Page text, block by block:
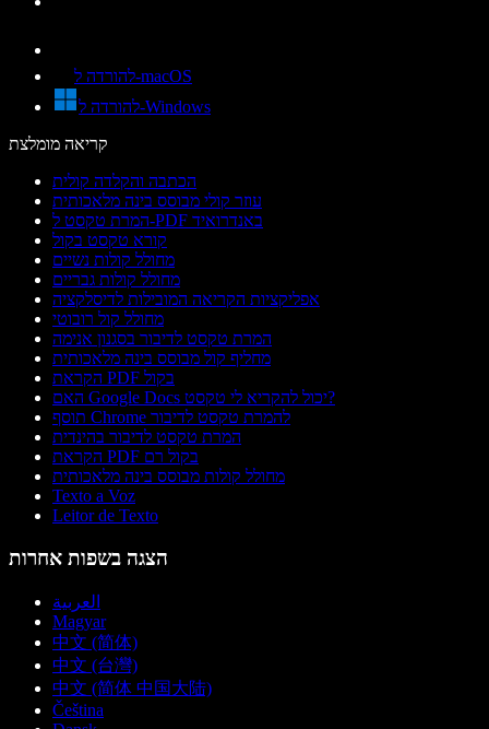
להורדה ל-macOS
להורדה ל-Windows
קריאה מומלצת
הכתבה והקלדה קולית
עוזר קולי מבוסס בינה מלאכותית
המרת טקסט ל-PDF באנדרואיד
קורא טקסט בקול
מחולל קולות נשיים
מחולל קולות גבריים
אפליקציות הקריאה המובילות לדיסלקציה
מחולל קול רובוטי
המרת טקסט לדיבור בסגנון אנימה
מחליף קול מבוסס בינה מלאכותית
הקראת PDF בקול
האם Google Docs יכול להקריא לי טקסט?
תוסף Chrome להמרת טקסט לדיבור
המרת טקסט לדיבור בהינדית
הקראת PDF בקול רם
מחולל קולות מבוסס בינה מלאכותית
Texto a Voz
Leitor de Texto
הצגה בשפות אחרות
العربية
Magyar
中文 (简体)
中文 (台灣)
中文 (简体 中国大陆)
Čeština